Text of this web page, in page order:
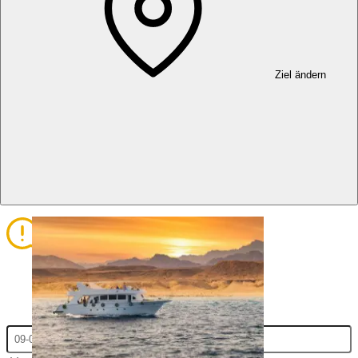
Ziel ändern
Gib bitte Check-in/out ein und klicke auf Anwenden, um die
Preisliste anzuzeigen.
Check-In